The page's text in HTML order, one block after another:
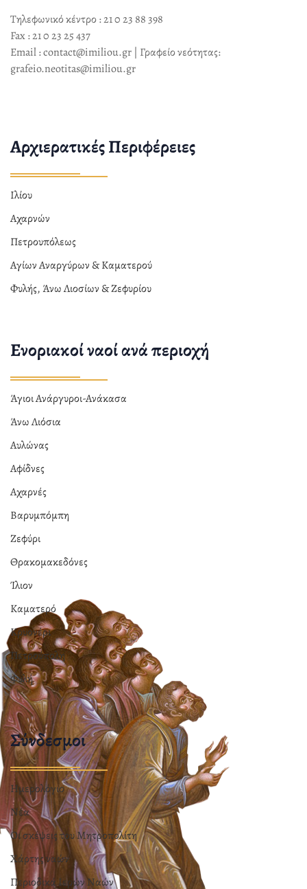
Τηλεφωνικό κέντρο : 21 0 23 88 398
Fax : 21 0 23 25 437
Email : contact@imiliou.gr | Γραφείο νεότητας:
grafeio.neotitas@imiliou.gr
Αρχιερατικές Περιφέρειες
Ιλίου
Αχαρνών
Πετρουπόλεως
Αγίων Αναργύρων & Καματερού
Φυλής, Άνω Λιοσίων & Ζεφυρίου
Ενοριακοί ναοί ανά περιοχή
Άγιοι Ανάργυροι-Ανάκασα
Άνω Λιόσια
Αυλώνας
Αφίδνες
Αχαρνές
Βαρυμπόμπη
Ζεφύρι
Θρακομακεδόνες
Ίλιον
Καματερό
Κρυονέρι
Πετρούπολη
Φυλή
Σύνδεσμοι
Ημερολόγιο
Νέα
Οι σκέψεις του Μητροπολίτη
Χάρτης ναών
Περιοδικά Ιερών Ναών